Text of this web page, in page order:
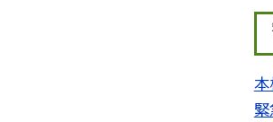
本